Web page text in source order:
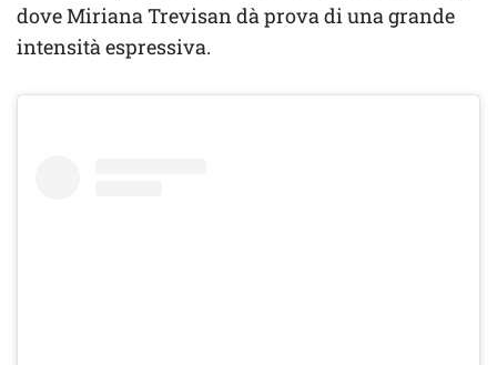
dove Miriana Trevisan dà prova di una grande
intensità espressiva.